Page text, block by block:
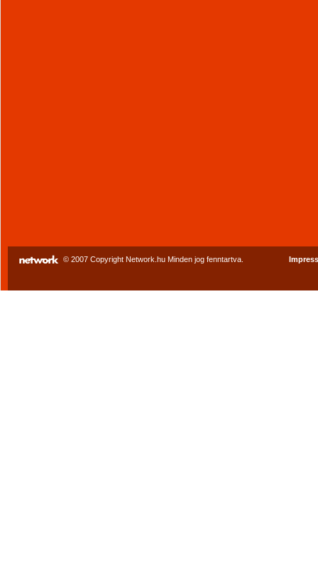
© 2007 Copyright Network.hu Minden jog fenntartva.